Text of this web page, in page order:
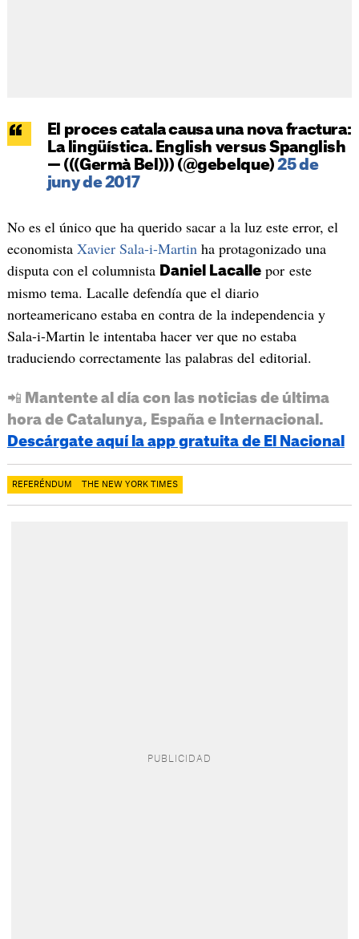
El proces catala causa una nova fractura:
La lingüística. English versus Spanglish
— (((Germà Bel))) (@gebelque)25 de
juny de 2017
No es el único que ha querido sacar a la luz este error, el
economista Xavier Sala-i-Martinha protagonizado una
disputa con el columnista Daniel Lacallepor este
mismo tema. Lacalle defendía que el diario
norteamericano estaba en contra de la independencia y
Sala-i-Martin le intentaba hacer ver que no estaba
traduciendo correctamente las palabras del editorial.
📲 Mantente al día con las noticias de última
hora de Catalunya, España e Internacional.
Descárgate aquí la app gratuita de El Nacional
REFERÉNDUM THE NEW YORK TIMES